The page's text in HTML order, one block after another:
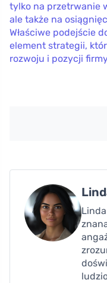
tylko na przetrwanie
ale także na
Właściwe podejście
element strategii,
rozwoju i pozycji